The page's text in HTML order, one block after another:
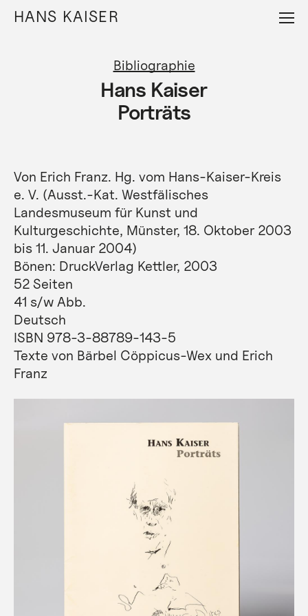
Direkt
zum
HANS KAISER
Bibliographie
Hans Kaiser
Porträts
Von Erich Franz. Hg. vom Hans-Kaiser-Kreis
e. V. (Ausst.-Kat. Westfälisches
Landesmuseum für Kunst und
Kulturgeschichte, Münster, 18. Oktober 2003
bis 11. Januar 2004)
Bönen: DruckVerlag Kettler, 2003
52 Seiten
41 s/w Abb.
Deutsch
ISBN 978-3-88789-143-5
Texte von Bärbel Cöppicus-Wex und Erich
Franz